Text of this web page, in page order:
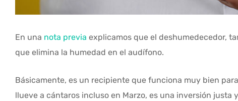
En una nota previa explicamos que el deshumedecedor,
que elimina la humedad en el audífono.
Básicamente, es un recipiente que funciona muy bien
llueve a cántaros incluso en Marzo, es una inversión